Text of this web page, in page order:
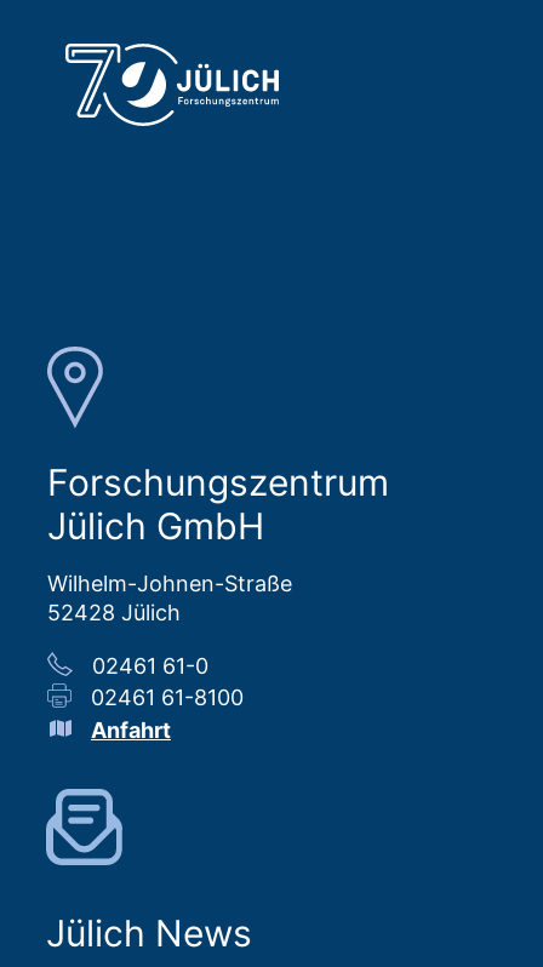
Forschungszentrum
Jülich GmbH
Wilhelm-Johnen-Straße
52428 Jülich
02461 61-0
02461 61-8100
Anfahrt
Jülich News